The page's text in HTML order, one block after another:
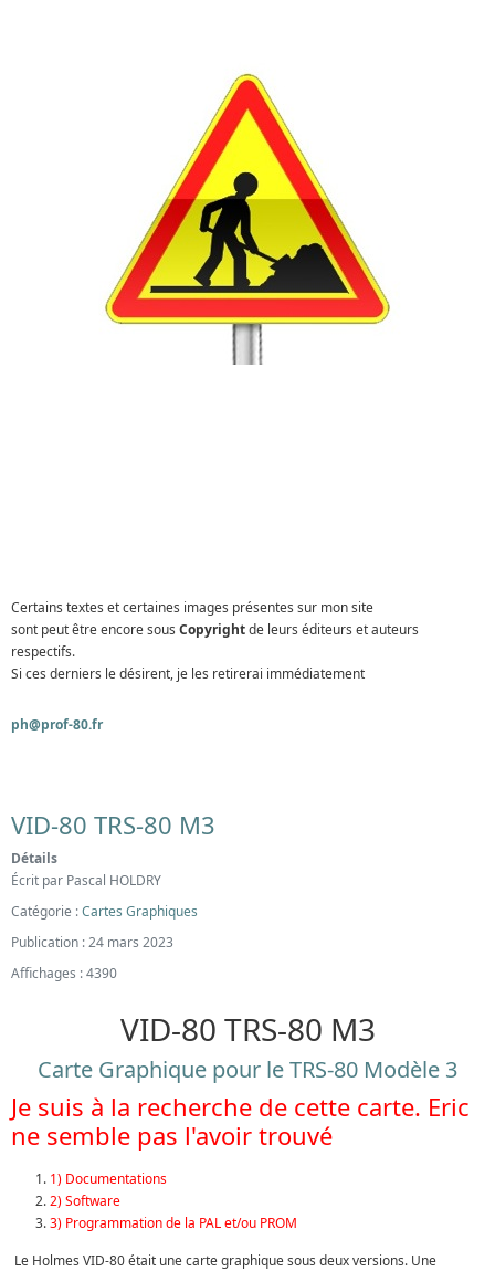
Certains textes et certaines images présentes sur mon site
sont peut être encore sous Copyrightde leurs éditeurs et auteurs
respectifs.
Si ces derniers le désirent, je les retirerai immédiatement
ph@prof-80.fr
VID-80 TRS-80 M3
Détails
Écrit par Pascal HOLDRY
Catégorie :Cartes Graphiques
Publication : 24 mars 2023
Affichages : 4390
VID-80 TRS-80 M3
Carte Graphique pour le TRS-80 Modèle 3
Je suis à la recherche de cette carte. Eric
ne semble pas l'avoir trouvé
1) Documentations
2) Software
3) Programmation de la PAL et/ou PROM
Le Holmes VID-80 était une carte graphique sous deux versions. Une